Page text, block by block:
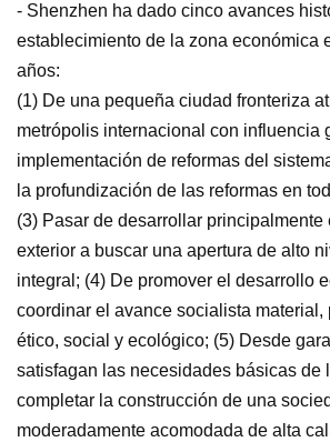
- Shenzhen ha dado cinco avances
establecimiento de la zona económica
años:
(1) De una pequeña ciudad fronteriza
metrópolis internacional con influencia
implementación de reformas del
la profundización de las reformas en
(3) Pasar de desarrollar principalmente
exterior a buscar una apertura de alto
integral; (4) De promover el desarrollo
coordinar el avance socialista material,
ético, social y ecológico; (5) Desde
satisfagan las necesidades básicas de
completar la construcción de una
moderadamente acomodada de alta